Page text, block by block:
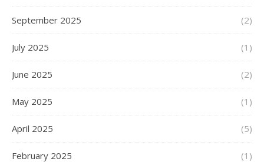
September 2025 (2)
July 2025 (1)
June 2025 (2)
May 2025 (1)
April 2025 (5)
February 2025 (1)